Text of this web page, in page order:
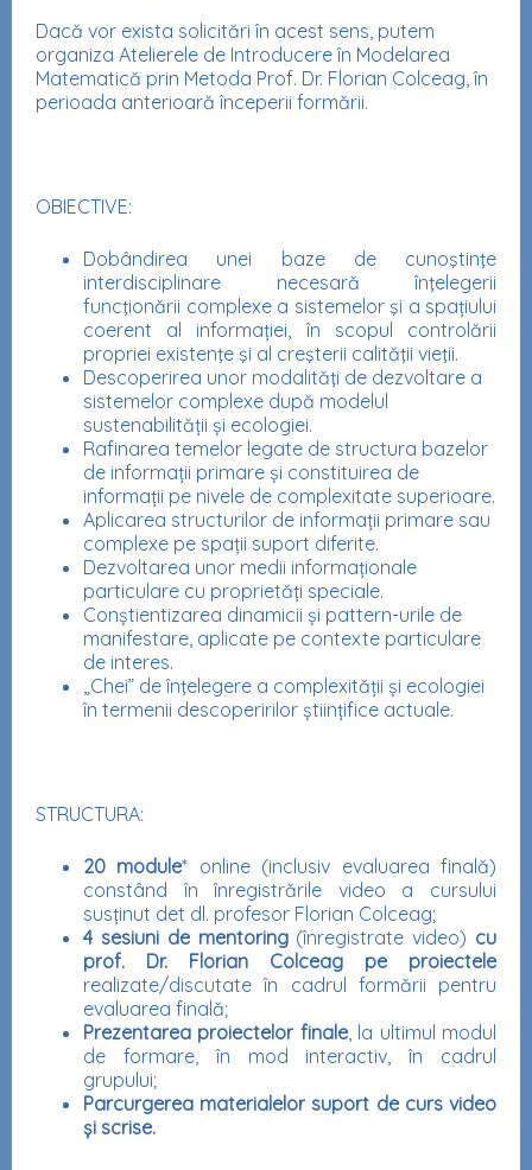
Dacă vor exista solicitări în acest sens, putem
organiza Atelierele de Introducere în Modelarea
Matematică prin Metoda Prof. Dr. Florian Colceag, în
perioada anterioară începerii formării.
OBIECTIVE:
Dobândirea unei baze de cunoştinţe
interdisciplinare necesară înţelegerii
funcţionării complexe a sistemelor şi a spațiului
coerent al informației, în scopul controlării
propriei existenţe şi al creşterii calităţii vieţii.
Descoperirea unor modalităţi de dezvoltare a
sistemelor complexe după modelul
sustenabilității și ecologiei.
Rafinarea temelor legate de structura bazelor
de informații primare și constituirea de
informații pe nivele de complexitate superioare.
Aplicarea structurilor de informații primare sau
complexe pe spații suport diferite.
Dezvoltarea unor medii informaționale
particulare cu proprietăți speciale.
Conștientizarea dinamicii și pattern-urile de
manifestare, aplicate pe contexte particulare
de interes.
„Chei” de înţelegere a complexității și ecologiei
în termenii descoperirilor științifice actuale.
STRUCTURA:
20 module* online (inclusiv evaluarea finală)
constând în înregistrările video a cursului
susținut det dl. profesor Florian Colceag;
4 sesiuni de mentoring(înregistrate video) cu
prof. Dr. Florian Colceag pe proiectele
realizate/discutate în cadrul formării pentru
evaluarea finală;
Prezentarea proiectelor finale, la ultimul modul
de formare, în mod interactiv, în cadrul
grupului;
Parcurgerea materialelor suport de curs video
și scrise.